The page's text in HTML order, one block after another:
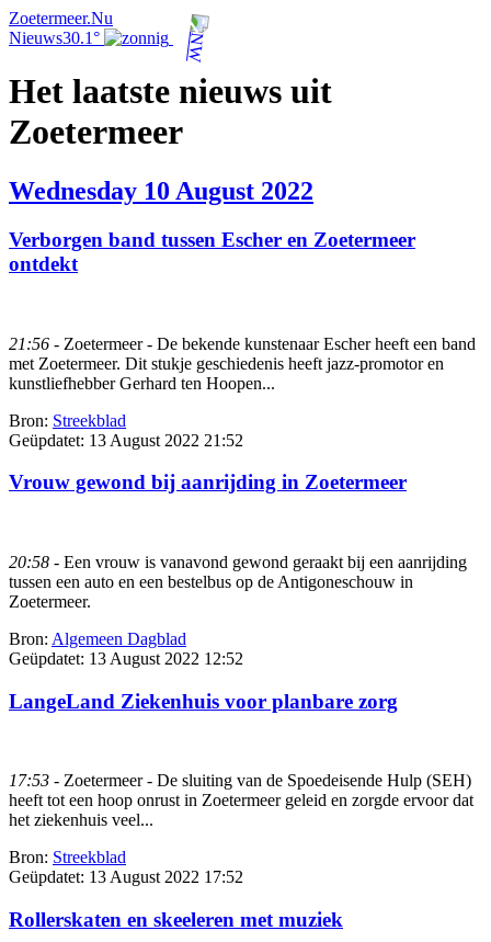
Zoetermeer.Nu
Nieuws30.1°
Het laatste nieuws uit
Zoetermeer
Wednesday 10 August 2022
Verborgen band tussen Escher en Zoetermeer
ontdekt
21:56 - Zoetermeer - De bekende kunstenaar Escher heeft een band
met Zoetermeer. Dit stukje geschiedenis heeft jazz-promotor en
kunstliefhebber Gerhard ten Hoopen...
Bron: Streekblad
Geüpdatet: 13 August 2022 21:52
Vrouw gewond bij aanrijding in Zoetermeer
20:58 - Een vrouw is vanavond gewond geraakt bij een aanrijding
tussen een auto en een bestelbus op de Antigoneschouw in
Zoetermeer.
Bron: Algemeen Dagblad
Geüpdatet: 13 August 2022 12:52
LangeLand Ziekenhuis voor planbare zorg
17:53 - Zoetermeer - De sluiting van de Spoedeisende Hulp (SEH)
heeft tot een hoop onrust in Zoetermeer geleid en zorgde ervoor dat
het ziekenhuis veel...
Bron: Streekblad
Geüpdatet: 13 August 2022 17:52
Rollerskaten en skeeleren met muziek